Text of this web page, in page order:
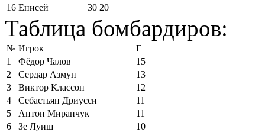
16 Енисей 30 20
Таблица бомбардиров:
№ Игрок
Г
1
Фёдор Чалов
15
2
Сердар Азмун
13
3
Виктор Классон
12
4
Себастьян Дриусси
11
5
Антон Миранчук
11
6
Зе Луиш
10